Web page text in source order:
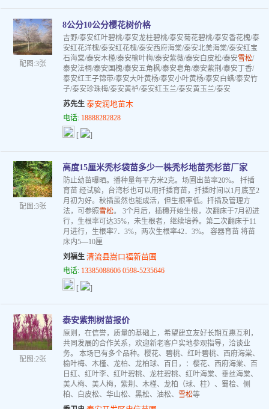
配图:3张
8公分10公分樱花树价格
吉野/泰安红叶碧桃/泰安龙柱碧桃/泰安菊花碧桃/泰安香花槐/泰
安红花洋槐/泰安红花槐/泰安西府海棠/泰安北美海棠/泰安红宝
石海棠/泰安木槿/泰安榆叶梅/泰安紫薇/泰安白皮松/泰安雪松/
泰安法桐/泰安国槐/泰安五角枫/泰安皂角/泰安紫荆/泰安丁香/
泰安红王子锦带/泰安大叶黄杨/泰安小叶黄杨/泰安白蜡/泰安竹
子/泰安珍珠梅/泰安黄栌/泰安红玉兰/泰安黄玉兰/泰安
苏先生 泰安润地苗木
电话: 18888282828
[ ]
配图:3张
高度15厘米秃杉袋苗多少一株秃杉地苗秃杉苗厂家
防止幼苗曝晒。播种量每平方米2克。场圃出苗率20%。 扦插
育苗 经试验，台湾杉也可以用扦插育苗，扦插时间以1月底至2
月初为好。秋插虽然也能成活，但生根率低。扦插及管理方
法，可参照雪松。 3个月后，插穗开始生根，次翻床于7月初进
行，生根率可达35%，未生根者，继续培养。第二次翻床于11
月进行，生根率7．3%，两次生根率42．3%。 容器育苗 将苗
床内5—10厘
刘福生 清流县嵩口福新苗圃
电话: 13385088606 0598-5235646
[ ]
配图:2张
泰安紫荆树苗报价
原则，在信誉，质量的基础上，希望建立友好长期互惠互利，
共同发展的合作关系，欢迎新老客户实地参观指导，洽谈业
务。 本场已有多个品种。樱花、碧桃、红叶碧桃、西府海棠、
榆叶梅、木槿、龙柏、龙柏球、百日，：樱花、西府海棠、百
日红、红叶李、红叶碧桃、龙柱碧桃、红叶海棠、垂丝海棠、
美人梅、美人梅，紫荆、木槿、龙柏（球、柱）、蜀桧、侧
柏、白皮松、华山松、黑松、油松、 雪松等